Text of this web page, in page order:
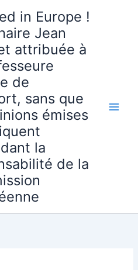
in Europe !
Jean
attribuée à
de
sans que
émises
la
de la